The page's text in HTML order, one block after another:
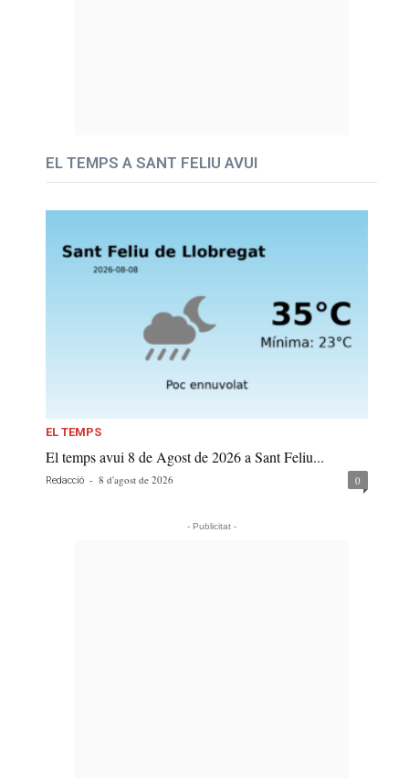
EL TEMPS A SANT FELIU AVUI
EL TEMPS
El temps avui 8 de Agost de 2026 a Sant Feliu...
Redacció - 8 d'agost de 2026 0
- Publicitat -